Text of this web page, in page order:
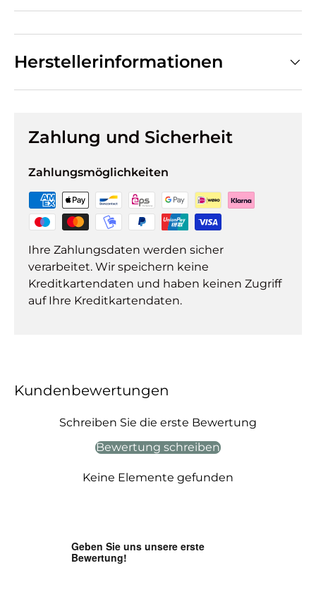
Herstellerinformationen
Zahlung und Sicherheit
Zahlungsmöglichkeiten
Ihre Zahlungsdaten werden sicher
verarbeitet. Wir speichern keine
Kreditkartendaten und haben keinen Zugriff
auf Ihre Kreditkartendaten.
Kundenbewertungen
Schreiben Sie die erste Bewertung
Bewertung schreiben
Keine Elemente gefunden